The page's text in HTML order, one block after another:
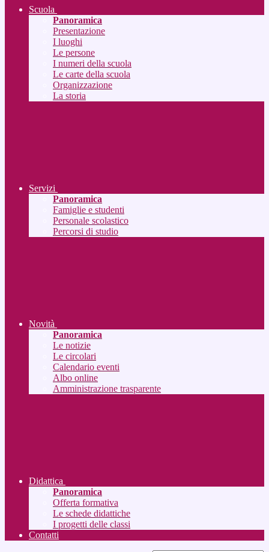
Scuola
Panoramica
Presentazione
I luoghi
Le persone
I numeri della scuola
Le carte della scuola
Organizzazione
La storia
Servizi
Panoramica
Famiglie e studenti
Personale scolastico
Percorsi di studio
Novità
Panoramica
Le notizie
Le circolari
Calendario eventi
Albo online
Amministrazione trasparente
Didattica
Panoramica
Offerta formativa
Le schede didattiche
I progetti delle classi
Contatti